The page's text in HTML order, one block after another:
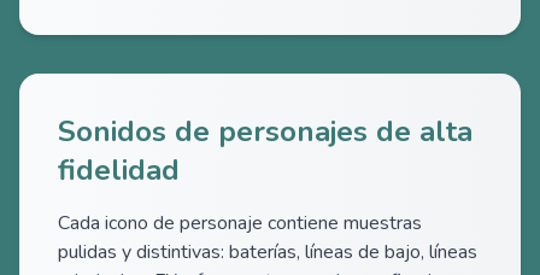
Sonidos de personajes de alta
fidelidad
Cada icono de personaje contiene muestras
pulidas y distintivas: baterías, líneas de bajo, líneas